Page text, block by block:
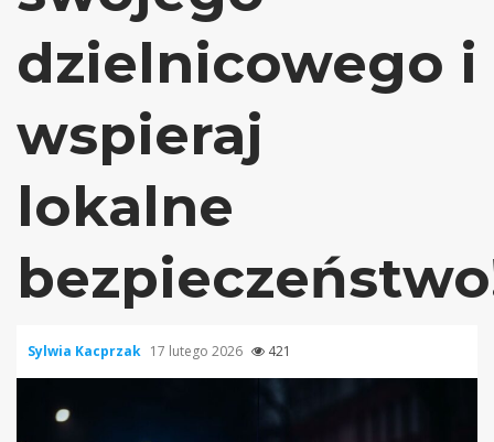
dzielnicowego i
wspieraj
lokalne
Sylwia Kacprzak 17 lutego 2026 421